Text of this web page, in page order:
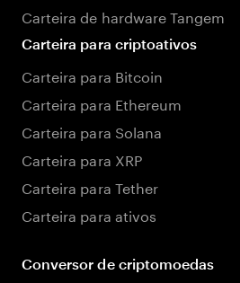
Carteira de hardware Tangem
Carteira para criptoativos
Carteira para Bitcoin
Carteira para Ethereum
Carteira para Solana
Carteira para XRP
Carteira para Tether
Carteira para ativos
Conversor de criptomoedas